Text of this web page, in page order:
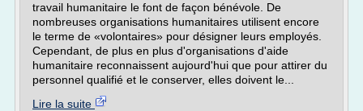
travail humanitaire le font de façon bénévole. De
nombreuses organisations humanitaires utilisent encore
le terme de «volontaires» pour désigner leurs employés.
Cependant, de plus en plus d'organisations d'aide
humanitaire reconnaissent aujourd'hui que pour attirer du
personnel qualifié et le conserver, elles doivent le...
Lire la suite